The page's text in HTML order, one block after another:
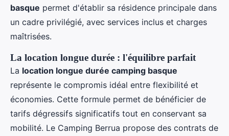
basque permet d'établir sa résidence principale dans
un cadre privilégié, avec services inclus et charges
maîtrisées.
La location longue durée : l'équilibre parfait
La location longue durée camping basque
représente le compromis idéal entre flexibilité et
économies. Cette formule permet de bénéficier de
tarifs dégressifs significatifs tout en conservant sa
mobilité. Le Camping Berrua propose des contrats de